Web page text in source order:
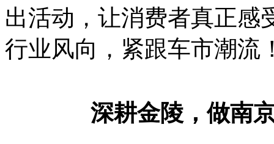
出活动，让消费者真正感
行业风向，紧跟车市潮流
深耕金陵，做南